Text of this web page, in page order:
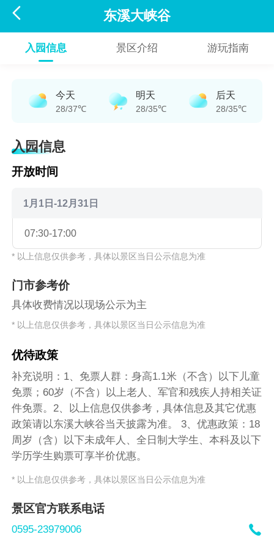
 东溪大峡谷
入园信息 景区介绍 游玩指南
今天
28/37℃
明天
28/35℃
后天
28/35℃
入园信息
开放时间
1月1日-12月31日
07:30-17:00
* 以上信息仅供参考，具体以景区当日公示信息为准
门市参考价
具体收费情况以现场公示为主
* 以上信息仅供参考，具体以景区当日公示信息为准
优待政策
补充说明：1、免票人群：身高1.1米（不含）以下儿童
免票；60岁（不含）以上老人、军官和残疾人持相关证
件免票。2、以上信息仅供参考，具体信息及其它优惠
政策请以东溪大峡谷当天披露为准。 3、优惠政策：18
周岁（含）以下未成年人、全日制大学生、本科及以下
学历学生购票可享半价优惠。
* 以上信息仅供参考，具体以景区当日公示信息为准
景区官方联系电话
0595-23979006 